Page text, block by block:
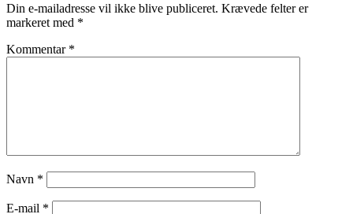
Din e-mailadresse vil ikke blive publiceret. Krævede felter er
markeret med *
Kommentar *
Navn *
E-mail *